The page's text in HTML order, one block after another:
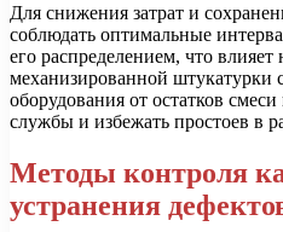
Для снижения затрат и
соблюдать оптимальные
его распределением, что
механизированной штукатурки
оборудования от остатков
службы и избежать простоев в
Методы контроля
устранения